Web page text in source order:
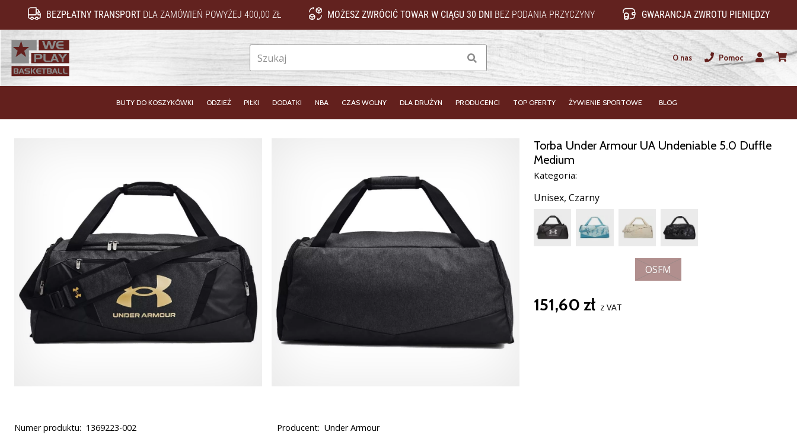
BEZPŁATNY TRANSPORT DLA ZAMÓWIEŃ POWYŻEJ 400,00 ZŁ MOŻESZ ZWRÓCIĆ TOWAR W CIĄGU 30 DNI BEZ PODANIA PRZYCZYNY GWARANCJA ZWROTU PIENIĘDZY
Szukaj O nas
Pomoc
Użytkownik
BUTY DO KOSZYKÓWKI ODZIEŻ PIŁKI DODATKI NBA CZAS WOLNY DLA DRUŻYN PRODUCENCI TOP OFERTY ŻYWIENIE SPORTOWE BLOG
Torba Under Armour UA Undeniable 5.0 Duffle
Medium
Kategoria:
Unisex, Czarny
OSFM
151,60 zł z VAT
Numer produktu: 1369223-002 Producent: Under Armour